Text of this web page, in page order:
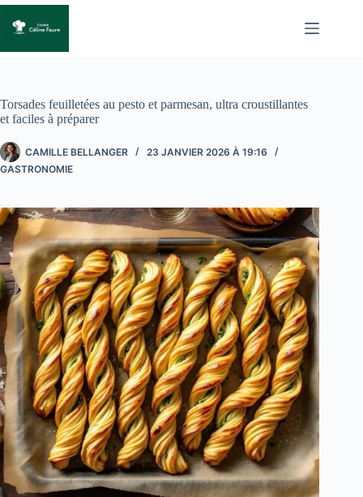
Passer
contenu
Torsades feuilletées au pesto et parmesan, ultra croustillantes
et faciles à préparer
CAMILLE BELLANGER
23 JANVIER 2026 À 19:16
GASTRONOMIE